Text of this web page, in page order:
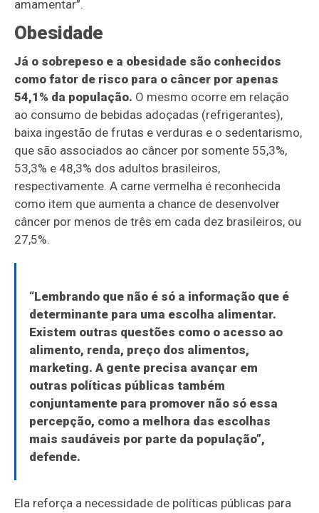
amamentar”.
Obesidade
Já o sobrepeso e a obesidade são conhecidos
como fator de risco para o câncer por apenas
54,1% da população. O mesmo ocorre em relação
ao consumo de bebidas adoçadas (refrigerantes),
baixa ingestão de frutas e verduras e o sedentarismo,
que são associados ao câncer por somente 55,3%,
53,3% e 48,3% dos adultos brasileiros,
respectivamente. A carne vermelha é reconhecida
como item que aumenta a chance de desenvolver
câncer por menos de três em cada dez brasileiros, ou
27,5%.
“Lembrando que não é só a informação que é
determinante para uma escolha alimentar.
Existem outras questões como o acesso ao
alimento, renda, preço dos alimentos,
marketing. A gente precisa avançar em
outras políticas públicas também
conjuntamente para promover não só essa
percepção, como a melhora das escolhas
mais saudáveis por parte da população”,
defende.
Ela reforça a necessidade de políticas públicas para